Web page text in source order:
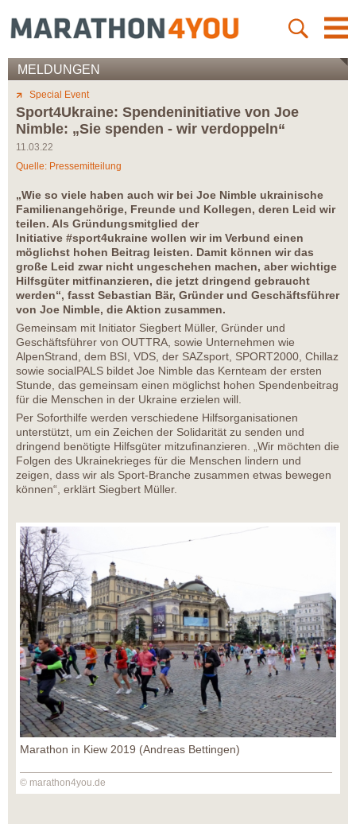
MELDUNGEN
Special Event
Sport4Ukraine: Spendeninitiative von Joe
Nimble: „Sie spenden - wir verdoppeln“
11.03.22
Quelle: Pressemitteilung
„Wie so viele haben auch wir bei Joe Nimble ukrainische
Familienangehörige, Freunde und Kollegen, deren Leid wir
teilen. Als Gründungsmitglied der
Initiative #sport4ukraine wollen wir im Verbund einen
möglichst hohen Beitrag leisten. Damit können wir das
große Leid zwar nicht ungeschehen machen, aber wichtige
Hilfsgüter mitfinanzieren, die jetzt dringend gebraucht
werden“, fasst Sebastian Bär, Gründer und Geschäftsführer
von Joe Nimble, die Aktion zusammen.
Gemeinsam mit Initiator Siegbert Müller, Gründer und
Geschäftsführer von OUTTRA, sowie Unternehmen wie
AlpenStrand, dem BSI, VDS, der SAZsport, SPORT2000, Chillaz
sowie socialPALS bildet Joe Nimble das Kernteam der ersten
Stunde, das gemeinsam einen möglichst hohen Spendenbeitrag
für die Menschen in der Ukraine erzielen will.
Per Soforthilfe werden verschiedene Hilfsorganisationen
unterstützt, um ein Zeichen der Solidarität zu senden und
dringend benötigte Hilfsgüter mitzufinanzieren. „Wir möchten die
Folgen des Ukrainekrieges für die Menschen lindern und
zeigen, dass wir als Sport-Branche zusammen etwas bewegen
können“, erklärt Siegbert Müller.
Marathon in Kiew 2019 (Andreas Bettingen)
© marathon4you.de